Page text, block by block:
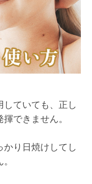
していても、正し
できません。
り日焼けしてし